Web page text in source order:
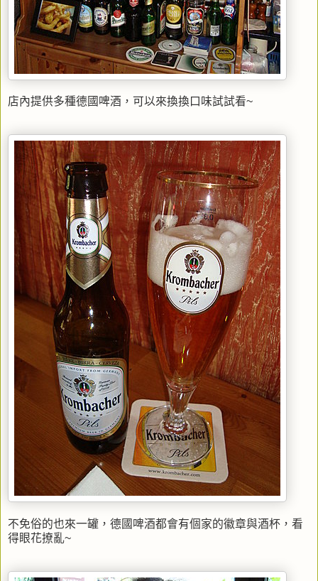
店內提供多種德國啤酒，可以來換換口味試試看~
不免俗的也來一罐，德國啤酒都會有個家的徽章與酒杯，看
得眼花撩亂~